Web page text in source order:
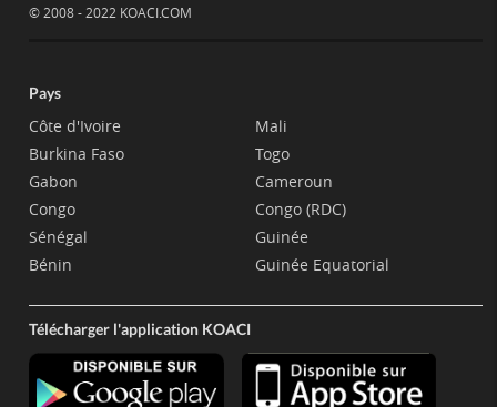
© 2008 - 2022 KOACI.COM
Pays
Côte d'Ivoire
Burkina Faso
Gabon
Congo
Sénégal
Bénin
Mali
Togo
Cameroun
Congo (RDC)
Guinée
Guinée Equatorial
Télécharger l'application KOACI